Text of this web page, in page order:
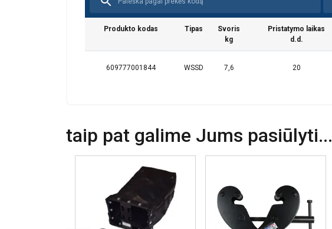
Produkto kodas Tipas
Svoris
kg
Pristatymo laikas
d.d.
609777001844 WSSD 7,6 20
taip pat galime Jums pasiūlyti...